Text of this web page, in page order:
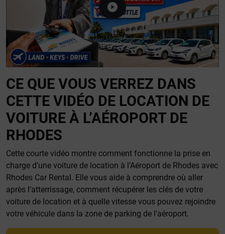
CE QUE VOUS VERREZ DANS
CETTE VIDÉO DE LOCATION DE
VOITURE À L’AÉROPORT DE
RHODES
Cette courte vidéo montre comment fonctionne la prise en
charge d’une voiture de location à l’Aéroport de Rhodes avec
Rhodes Car Rental. Elle vous aide à comprendre où aller
après l’atterrissage, comment récupérer les clés de votre
voiture de location et à quelle vitesse vous pouvez rejoindre
votre véhicule dans la zone de parking de l’aéroport.